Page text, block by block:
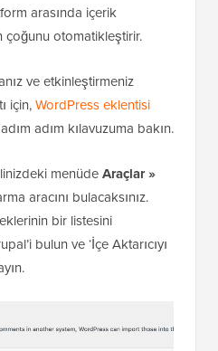
arasında içerik
çoğunu otomatikleştirir.
ve etkinleştirmeniz
için,WordPress eklentisi
adım kılavuzuma bakın.
menüdeAraçlar »
aracını bulacaksınız.
bir listesini
bulun ve ‘İçe Aktarıcıyı